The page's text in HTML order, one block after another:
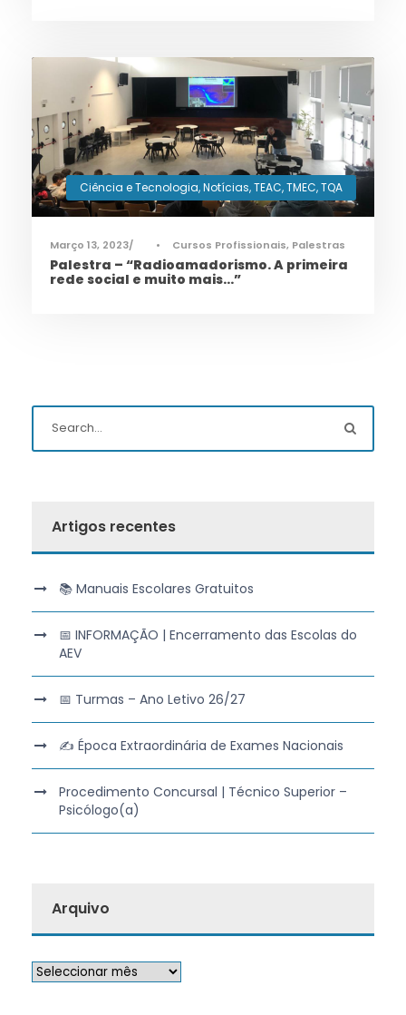
Ciência e Tecnologia,Notícias,TEAC,TMEC,TQA
Março 13, 2023 • Cursos Profissionais, Palestras
Palestra – “Radioamadorismo. A primeira
rede social e muito mais…”
Artigos recentes
📚 Manuais Escolares Gratuitos
📅 INFORMAÇÃO | Encerramento das Escolas do
AEV
📅 Turmas – Ano Letivo 26/27
✍️ Época Extraordinária de Exames Nacionais
Procedimento Concursal | Técnico Superior –
Psicólogo(a)
Arquivo